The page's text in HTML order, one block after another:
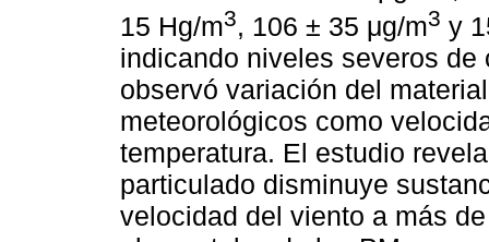
15 Hg/m3, 106 ± 35 μg/m3 y
indicando niveles severos de
observó variación del
meteorológicos como
temperatura. El estudio
particulado disminuye
velocidad del viento a más